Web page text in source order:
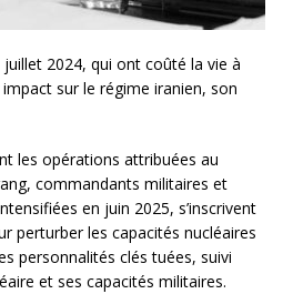
2024, qui ont coûté la vie à
sur le régime iranien, son
les opérations attribuées au
commandants militaires et
en juin 2025, s’inscrivent
perturber les capacités nucléaires
personnalités clés tuées, suivi
et ses capacités militaires.